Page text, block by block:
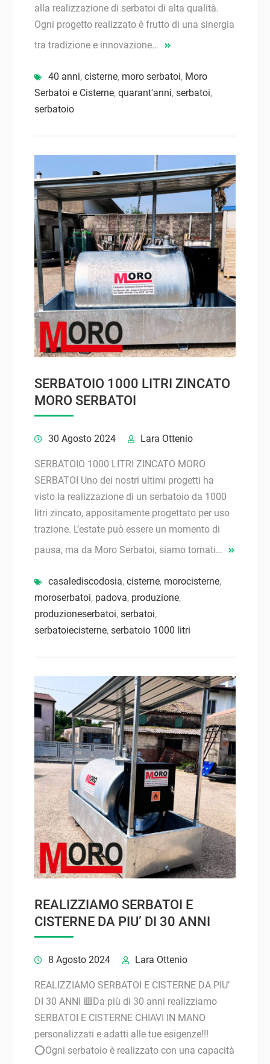
alla realizzazione di serbatoi di alta qualità.
Ogni progetto realizzato è frutto di una sinergia
tra tradizione e innovazione…
40 anni, cisterne, moro serbatoi, Moro
Serbatoi e Cisterne, quarant'anni, serbatoi,
serbatoio
SERBATOIO 1000 LITRI ZINCATO
MORO SERBATOI
30 Agosto 2024 Lara Ottenio
SERBATOIO 1000 LITRI ZINCATO MORO
SERBATOI Uno dei nostri ultimi progetti ha
visto la realizzazione di un serbatoio da 1000
litri zincato, appositamente progettato per uso
trazione. L’estate può essere un momento di
pausa, ma da Moro Serbatoi, siamo tornati…
casalediscodosia, cisterne, morocisterne,
moroserbatoi, padova, produzione,
produzioneserbatoi, serbatoi,
serbatoiecisterne, serbatoio 1000 litri
REALIZZIAMO SERBATOI E
CISTERNE DA PIU’ DI 30 ANNI
8 Agosto 2024 Lara Ottenio
REALIZZIAMO SERBATOI E CISTERNE DA PIU’
DI 30 ANNI 🟥Da più di 30 anni realizziamo
SERBATOI E CISTERNE CHIAVI IN MANO
personalizzati e adatti alle tue esigenze!!!
⭕Ogni serbatoio è realizzato con una capacità